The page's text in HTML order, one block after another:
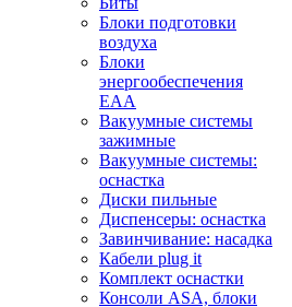
Блоки подготовки
воздуха
Блоки
энергообеспечения
EAA
Вакуумные системы
зажимные
Вакуумные системы:
оснастка
Диски пильные
Диспенсеры: оснастка
Завинчивание: насадка
Кабели plug it
Комплект оснастки
Консоли ASA, блоки